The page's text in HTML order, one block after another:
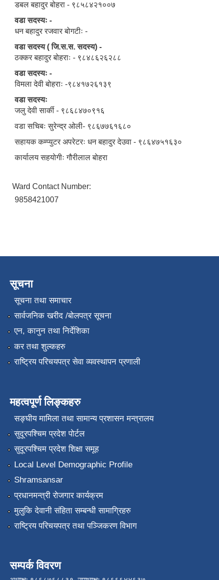
डबल बहादुर बोहरा - ९८५८४२१००७
वडा सदस्यः -
धन बहादुर रजवार बोगटीः -
वडा सदस्य ( जि.स.स. सदस्य) -
ठक्कर बहादुर बोहराः - ९८४८६२६२८८
वडा सदस्यः -
विमला देवी बोहराः -९८४१७२६१३९
वडा सदस्यः
जलु देवी सार्की - ९८६८४७०९१६
वडा सचिबः सुरेन्द्र ओली- ९८६७७६१६८०
सहायक कम्प्युटर अपरेटरः धन बहादुर देउवा - ९८६४७५१६३०
कार्यालय सहयोगीः गौरीलाल बोहरा
Ward Contact Number:
9858421007
सूचना
सूचना तथा समाचार
सार्वजनिक खरीद /बोलपत्र सूचना
एन, कानुन तथा निर्देशिका
कर तथा शुल्कहरु
राष्ट्रिय परिचयपत्र सेवा व्यवस्थापन प्रणाली
महत्वपूर्ण लिङ्कहरु
सङ्‍घीय मामिला तथा सामान्य प्रशासन मन्त्रालय
सुदूरपश्चिम प्रदेश पोर्टल
सुदूरपश्चिम प्रदेश शिक्षा समूह
Local Level Demographic Profile
Shramsansar
प्रधानमन्त्री रोजगार कार्यक्रम
मुलुकि देवानी संहिता सम्बन्धी सामाग्रिहरु
राष्ट्रिय परिचयपत्र तथा पञ्जिकरण विभाग
सम्पर्क विवरण